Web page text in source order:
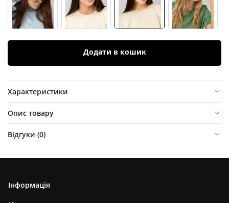
Додати в кошик
Характеристики
Опис товару
Відгуки (0)
Інформація